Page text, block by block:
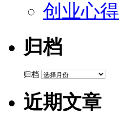
创业心得
归档
归档
近期文章